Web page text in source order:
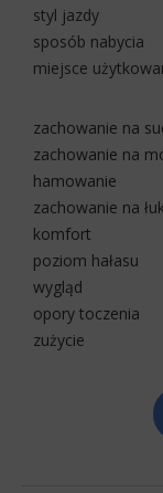
styl jazdy
sposób nabycia
miejsce
zachowanie na
zachowanie na
hamowanie
zachowanie na
komfort
poziom hałasu
wygląd
opory toczenia
zużycie